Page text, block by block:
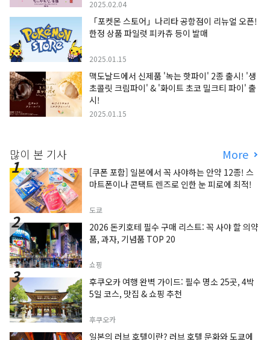
2025.02.04
「포켓몬 스토어」나리타 공항점이 리뉴얼 오픈!
한정 상품 파일럿 피카츄 등이 발매
2025.01.15
맥도날드에서 신제품 '녹는 핫파이' 2종 출시! '생
초콜릿 크림파이' & '화이트 초코 밀크티 파이' 출
시!
2025.01.15
많이 본 기사 More
[쿠폰 포함] 일본에서 꼭 사야하는 안약 12종! 스
마트폰이나 콘택트 렌즈로 인한 눈 피로에 최적!
도쿄
2026 돈키호테 필수 구매 리스트: 꼭 사야 할 의약
품, 과자, 기념품 TOP 20
쇼핑
후쿠오카 여행 완벽 가이드: 필수 명소 25곳, 4박
5일 코스, 맛집 & 쇼핑 추천
후쿠오카
일본의 러브 호텔이란? 러브 호텔 문화와 도쿄에